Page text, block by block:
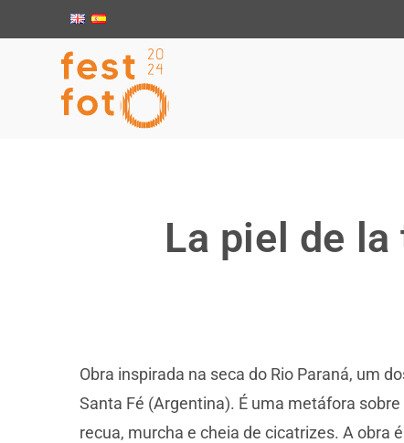
La piel de
Obra inspirada na seca do Rio Paraná, um
Santa Fé (Argentina). É uma metáfora
recua, murcha e cheia de cicatrizes. A obra